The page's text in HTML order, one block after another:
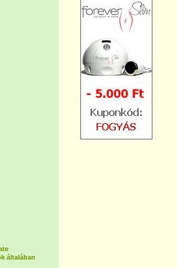
általában